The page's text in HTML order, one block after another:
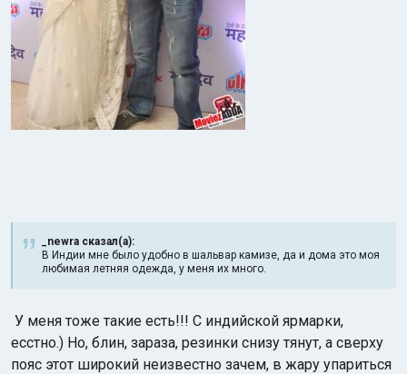
_newra сказал(а):
В Индии мне было удобно в шальвар камизе, да и дома это моя
любимая летняя одежда, у меня их много.
У меня тоже такие есть!!! С индийской ярмарки,
есстно.) Но, блин, зараза, резинки снизу тянут, а сверху
пояс этот широкий неизвестно зачем, в жару упариться